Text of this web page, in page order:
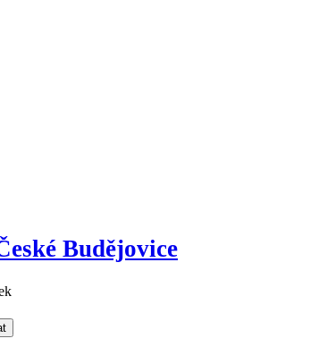
Budějovice